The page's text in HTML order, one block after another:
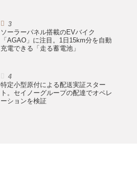
ソーラーパネル搭載のEVバイク
「AGAO」に注目。1日15km分を自動
充電できる「走る蓄電池」
特定小型原付による配送実証スター
ト。セイノーグループの配達でオペレ
ーションを検証